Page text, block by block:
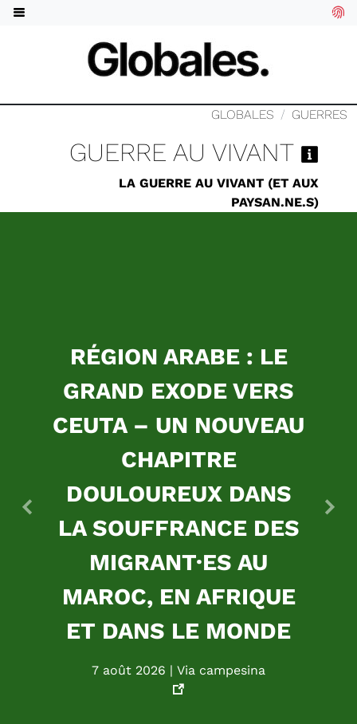
GLOBALES GUERRES
GUERRE AU VIVANT
LA GUERRE AU VIVANT (ET AUX
PAYSAN.NE.S)
RÉGION ARABE : LE
GRAND EXODE VERS
CEUTA – UN NOUVEAU
CHAPITRE
DOULOUREUX DANS
LA SOUFFRANCE DES
MIGRANT·ES AU
MAROC, EN AFRIQUE
ET DANS LE MONDE
7 août 2026 | Via campesina
Précédent